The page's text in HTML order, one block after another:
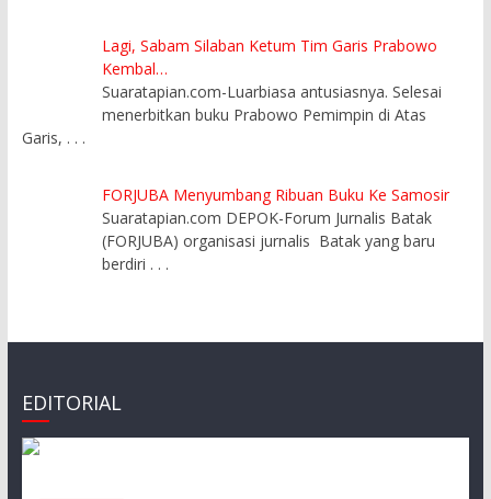
Lagi, Sabam Silaban Ketum Tim Garis Prabowo
Kembal…
Suaratapian.com-Luarbiasa antusiasnya. Selesai
menerbitkan buku Prabowo Pemimpin di Atas
Garis, . . .
FORJUBA Menyumbang Ribuan Buku Ke Samosir
Suaratapian.com DEPOK-Forum Jurnalis Batak
(FORJUBA) organisasi jurnalis Batak yang baru
berdiri . . .
EDITORIAL